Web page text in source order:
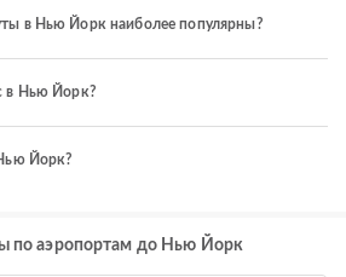
в Нью Йорк наиболее популярны?
в Нью Йорк?
Йорк?
по аэропортам до Нью Йорк